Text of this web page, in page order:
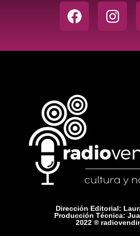
Dirección Editorial:
Producción Técnica:
2022 ®